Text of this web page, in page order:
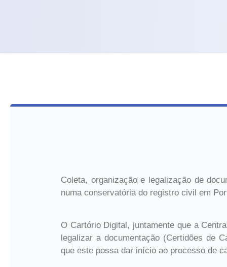
Coleta, organização e legalização de
numa conservatória do registro civil em
O Cartório Digital, juntamente que a
legalizar a documentação (Certidões de
que este possa dar início ao processo de